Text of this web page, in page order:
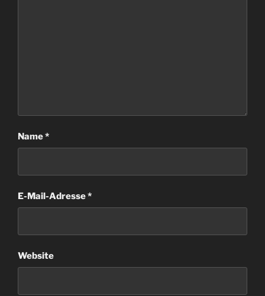
Name*
E-Mail-Adresse*
Website